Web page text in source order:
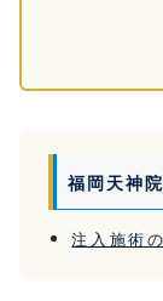
福岡天神
注入施術